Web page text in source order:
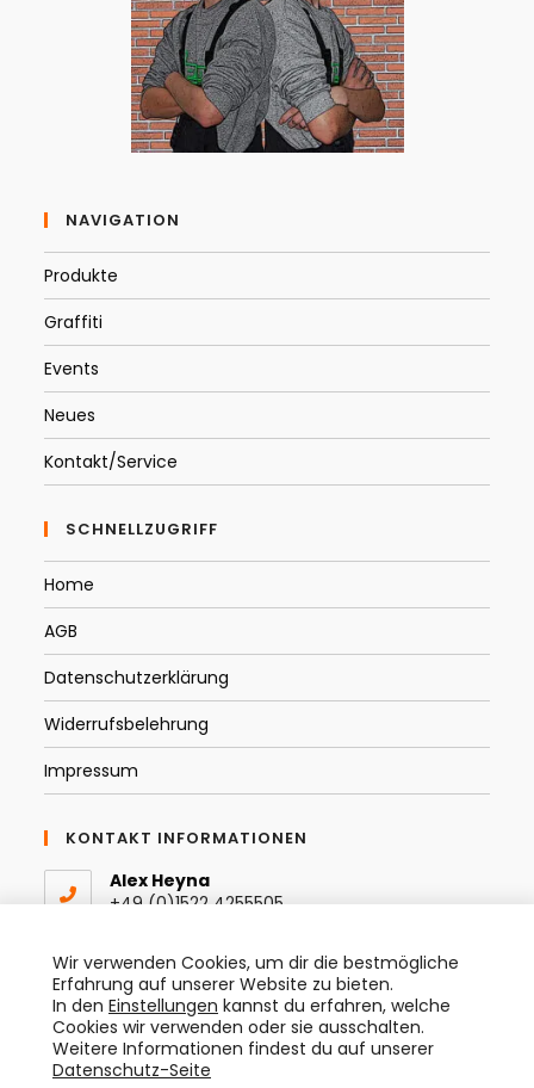
NAVIGATION
Produkte
Graffiti
Events
Neues
Kontakt/Service
SCHNELLZUGRIFF
Home
AGB
Datenschutzerklärung
Widerrufsbelehrung
Impressum
KONTAKT INFORMATIONEN
Alex Heyna
+49 (0)1522 4255505
Email:
info@thespraytist.deOpens
in
your
application
Instagram
@thespraytist
Wir verwenden Cookies, um dir die bestmögliche
Erfahrung auf unserer Website zu bieten.
In den Einstellungen kannst du erfahren, welche
Cookies wir verwenden oder sie ausschalten.
Weitere Informationen findest du auf unserer
Datenschutz-Seite